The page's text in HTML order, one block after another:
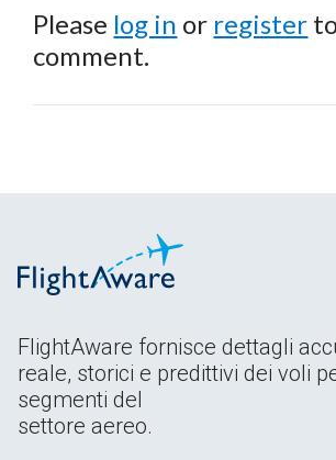
Please log in or register
comment.
FlightAware fornisce dettagli
reale, storici e predittivi dei voli
segmenti del
settore aereo.